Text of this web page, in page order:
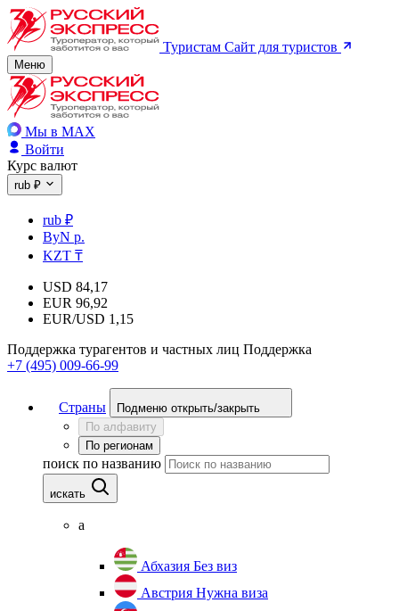
Туристам Сайт для туристов
Меню
Мы в MAX
Войти
Курс валют
rub ₽
rub ₽
ByN р.
KZT ₸
USD 84,17
EUR 96,92
EUR/USD 1,15
Поддержка турагентов и частных лиц Поддержка
+7 (495) 009-66-99
Страны
Подменю открыть/закрыть
По алфавиту
По регионам
поиск по названию
искать
а
Абхазия Без виз
Австрия Нужна виза